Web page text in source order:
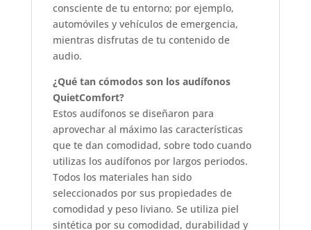
consciente de tu entorno; por ejemplo,
automóviles y vehículos de emergencia,
mientras disfrutas de tu contenido de
audio.
¿Qué tan cómodos son los audífonos
QuietComfort?
Estos audífonos se diseñaron para
aprovechar al máximo las características
que te dan comodidad, sobre todo cuando
utilizas los audífonos por largos periodos.
Todos los materiales han sido
seleccionados por sus propiedades de
comodidad y peso liviano. Se utiliza piel
sintética por su comodidad, durabilidad y